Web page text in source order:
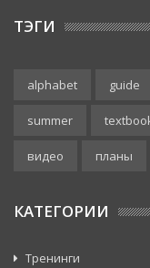
ТЭГИ
alphabet guide
summer
видео планы
КАТЕГОРИИ
Тренинги